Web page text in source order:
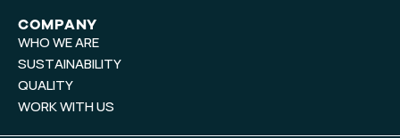
COMPANY
WHO WE ARE
SUSTAINABILITY
QUALITY
WORK WITH US